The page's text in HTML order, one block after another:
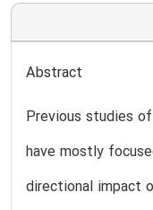
Abstract
Previous studies
have mostly
directional impact